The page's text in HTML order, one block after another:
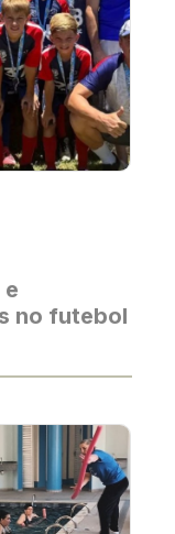
no futebol